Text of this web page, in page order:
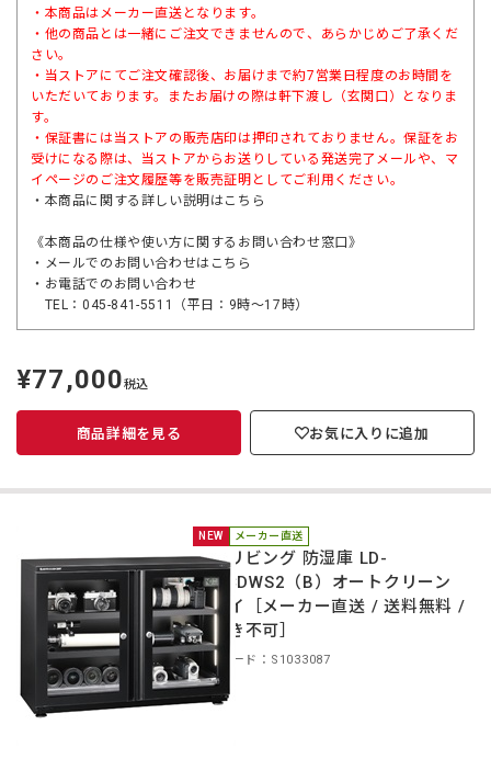
・本商品はメーカー直送となります。
・他の商品とは一緒にご注文できませんので、あらかじめご了承くだ
さい。
・当ストアにてご注文確認後、お届けまで約7営業日程度のお時間を
いただいております。またお届けの際は軒下渡し（玄関口）となりま
す。
・保証書には当ストアの販売店印は押印されておりません。保証をお
受けになる際は、当ストアからお送りしている発送完了メールや、マ
イページのご注文履歴等を販売証明としてご利用ください。
・本商品に関する詳しい説明はこちら
《本商品の仕様や使い方に関するお問い合わせ窓口》
・メールでのお問い合わせは こちら
・お電話でのお問い合わせ
TEL：045-841-5511（平日：9時～17時）
定
価
¥77,000税込
商品詳細を見る お気に入りに追加
NEW メーカー直送
東洋リビング 防湿庫 LD-
160CDWS2（B）オートクリーン
ドライ［メーカー直送 / 送料無料 /
代引き不可］
商品コード：S1033087